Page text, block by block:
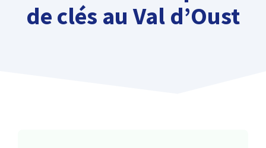
de clés au Val d’Oust